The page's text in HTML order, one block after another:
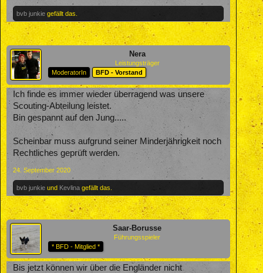
bvb junkie gefällt das.
Nera
Leistungsträger
ModeratorIn
BFD - Vorstand
Ich finde es immer wieder überragend was unsere
Scouting-Abteilung leistet.
Bin gespannt auf den Jung.....
Scheinbar muss aufgrund seiner Minderjährigkeit noch
Rechtliches geprüft werden.
24. September 2020
bvb junkie und Kevlina gefällt das.
Saar-Borusse
Führungsspieler
* BFD - Mitglied *
Bis jetzt können wir über die Engländer nicht